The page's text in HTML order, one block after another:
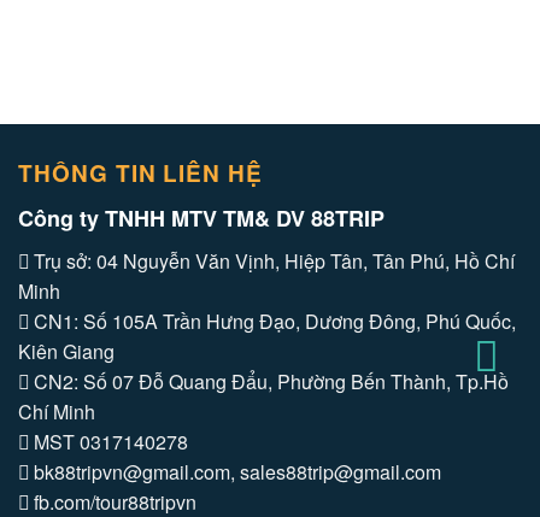
THÔNG TIN LIÊN HỆ
Công ty TNHH MTV TM& DV 88TRIP
Trụ sở: 04 Nguyễn Văn Vịnh, Hiệp Tân, Tân Phú, Hồ Chí
Minh
CN1: Số 105A Trần Hưng Đạo, Dương Đông, Phú Quốc,
Kiên Giang
CN2: Số 07 Đỗ Quang Đẩu, Phường Bến Thành, Tp.Hồ
Chí Minh
MST 0317140278
bk88tripvn@gmail.com, sales88trip@gmail.com
fb.com/tour88tripvn